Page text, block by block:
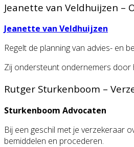
Jeanette van Veldhuijzen –
Jeanette van Veldhuijzen
Regelt de planning van advies- en
Zij ondersteunt ondernemers door
Rutger Sturkenboom –
Sturkenboom Advocaten
Bij een geschil met je verzekeraar
bemiddelen en procederen.